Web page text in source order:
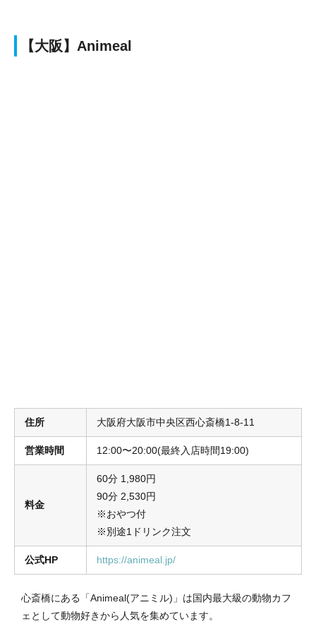
【大阪】Animeal
住所 大阪府大阪市中央区西心斎橋1-8-11
営業時間 12:00〜20:00(最終入店時間19:00)
料金
60分 1,980円
90分 2,530円
※おやつ付
※別途1ドリンク注文
公式HP https://animeal.jp/
心斎橋にある「Animeal(アニミル)」は国内最大級の動物カフ
ェとして動物好きから人気を集めています。